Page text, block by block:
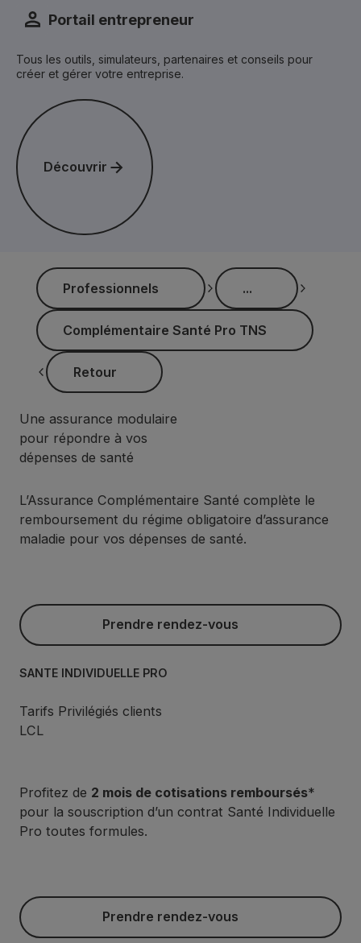
Portail entrepreneur
Tous les outils, simulateurs, partenaires et conseils pour
créer et gérer votre entreprise.
Découvrir
Découvrir
Professionnels
Professionnels
...
...
Complémentaire Santé Pro TNS
Complémentaire Santé Pro TNS
Retour
Retour
Une assurance modulaire
pour répondre à vos
dépenses de santé
L’Assurance Complémentaire Santé complète le
remboursement du régime obligatoire d’assurance
maladie pour vos dépenses de santé.
Prendre rendez-vous
Prendre rendez-vous
SANTÉ INDIVIDUELLE PRO
Tarifs Privilégiés clients
LCL
Profitez de 2 mois de cotisations remboursés*
pour la souscription d’un contrat Santé Individuelle
Pro toutes formules.
Prendre rendez-vous
Prendre rendez-vous